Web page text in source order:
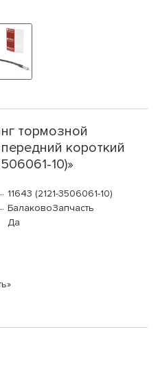
тормозной
передний короткий
10)»
11643 (2121-3506061-10)
БалаковоЗапчасть
Да